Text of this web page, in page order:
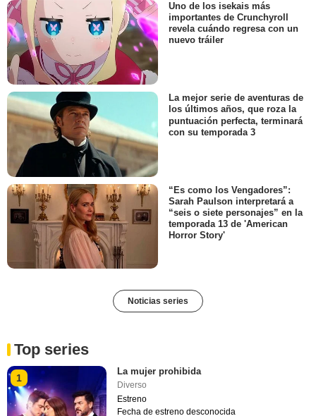
Uno de los isekais más
importantes de Crunchyroll
revela cuándo regresa con un
nuevo tráiler
La mejor serie de aventuras de
los últimos años, que roza la
puntuación perfecta, terminará
con su temporada 3
“Es como los Vengadores”:
Sarah Paulson interpretará a
“seis o siete personajes” en la
temporada 13 de 'American
Horror Story'
Noticias series
Top series
1
La mujer prohibida
Diverso
Estreno
Fecha de estreno desconocida